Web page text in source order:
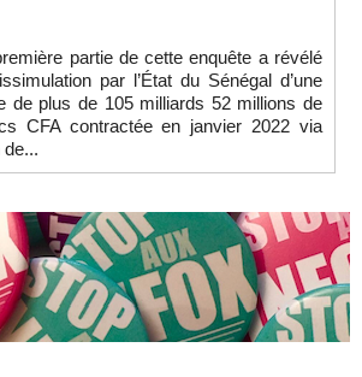
partie de cette enquête a révélé
par l’État du Sénégal d’une
de plus de 105 milliards 52 millions de
CFA contractée en janvier 2022 via
de...